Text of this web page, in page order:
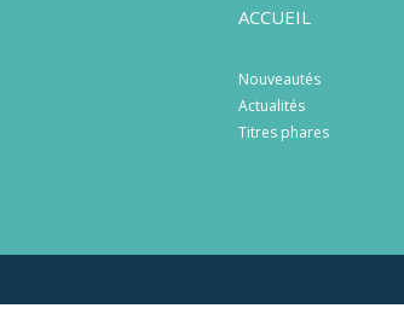
ACCUEIL
Nouveautés
Actualités
Titres phares